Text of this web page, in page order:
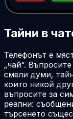
Тайни в
Телефонът е
„чай“.
смели думи,
които никой
въпросите за
реални:
търсенето